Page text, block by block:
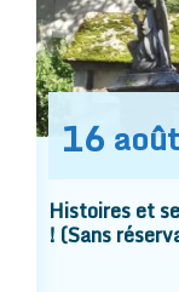
16 août
Histoires et
! (Sans